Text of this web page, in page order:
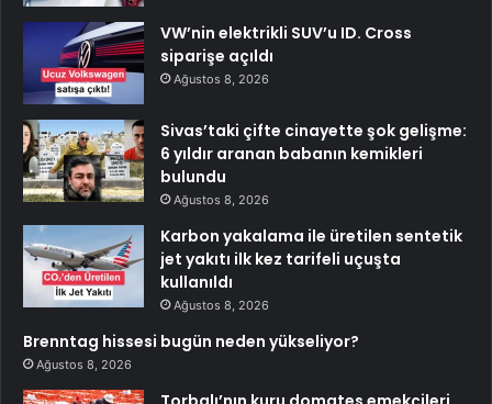
VW’nin elektrikli SUV’u ID. Cross
siparişe açıldı
Ağustos 8, 2026
Sivas’taki çifte cinayette şok gelişme:
6 yıldır aranan babanın kemikleri
bulundu
Ağustos 8, 2026
Karbon yakalama ile üretilen sentetik
jet yakıtı ilk kez tarifeli uçuşta
kullanıldı
Ağustos 8, 2026
Brenntag hissesi bugün neden yükseliyor?
Ağustos 8, 2026